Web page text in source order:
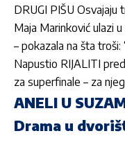
DRUGI PIŠU
Maja Marinković ulazi
– pokazala na šta
Napustio RIJALITI
za superfinale – za
ANELI U
Drama u